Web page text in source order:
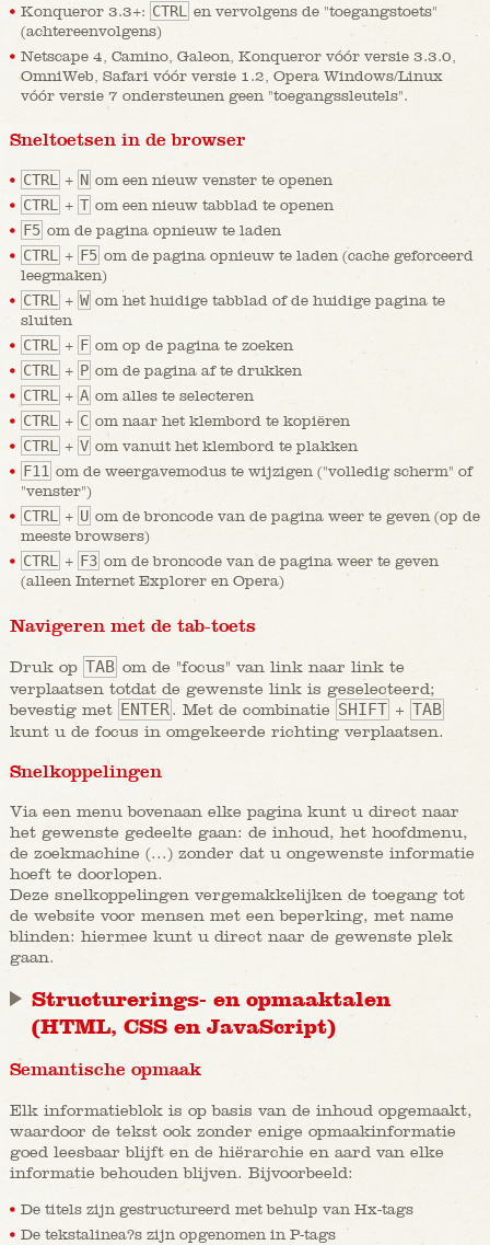
Konqueror 3.3+: CTRL
en vervolgens de "toegangstoets"
(achtereenvolgens)
Netscape 4, Camino, Galeon, Konqueror vóór versie 3.3.0,
OmniWeb, Safari vóór versie 1.2, Opera Windows/Linux
vóór versie 7 ondersteunen geen "toegangssleutels".
Sneltoetsen in de browser
CTRL + N om een nieuw venster te openen
CTRL + T om een nieuw tabblad te openen
F5 om de pagina opnieuw te laden
CTRL + F5 om de pagina opnieuw te laden (cache geforceerd
leegmaken)
CTRL+ W om het huidige tabblad of de huidige pagina te
sluiten
CTRL + F om op de pagina te zoeken
CTRL + P om de pagina af te drukken
CTRL +A om alles te selecteren
CTRL + C om naar het klembord te kopiëren
CTRL + V om vanuit het klembord te plakken
F11 om de weergavemodus te wijzigen ("volledig scherm" of
"venster")
CTRL + U om de broncode van de pagina weer te geven (op de
meeste browsers)
CTRL + F3 om de broncode van de pagina weer te geven
(alleen Internet Explorer en Opera)
Navigeren met de tab-toets
Druk op TAB om de "focus" van link naar link te
verplaatsen totdat de gewenste link is geselecteerd;
bevestig met ENTER. Met de combinatie SHIFT + TAB
kunt u de focus in omgekeerde richting verplaatsen.
Snelkoppelingen
Via een menu bovenaan elke pagina kunt u direct naar
het gewenste gedeelte gaan: de inhoud, het hoofdmenu,
de zoekmachine (...) zonder dat u ongewenste informatie
hoeft te doorlopen.
Deze snelkoppelingen vergemakkelijken de toegang tot
de website voor mensen met een beperking, met name
blinden: hiermee kunt u direct naar de gewenste plek
gaan.
Structurerings- en opmaaktalen
(HTML, CSS en JavaScript)
Semantische opmaak
Elk informatieblok is op basis van de inhoud opgemaakt,
waardoor de tekst ook zonder enige opmaakinformatie
goed leesbaar blijft en de hiërarchie en aard van elke
informatie behouden blijven. Bijvoorbeeld:
De titels zijn gestructureerd met behulp van Hx-tags
De tekstalinea?s zijn opgenomen in P-tags